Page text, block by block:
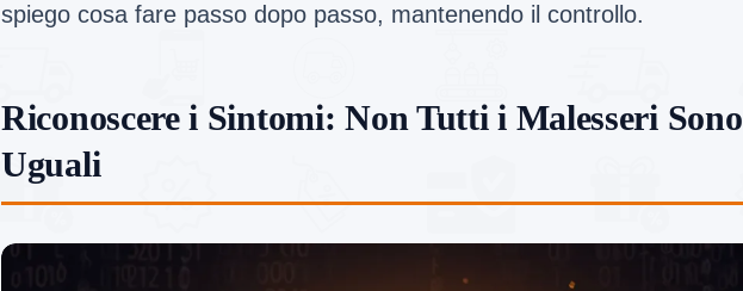
spiego cosa fare passo dopo passo, mantenendo il controllo.
Riconoscere i Sintomi: Non Tutti i Malesseri Sono
Uguali